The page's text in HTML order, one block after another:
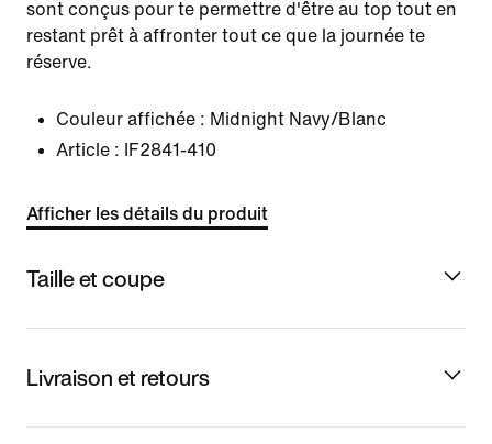
sont conçus pour te permettre d'être au top tout en
restant prêt à affronter tout ce que la journée te
réserve.
Couleur affichée : Midnight Navy/Blanc
Article :
IF2841-410
Afficher les détails du produit
Taille et coupe
Livraison et retours